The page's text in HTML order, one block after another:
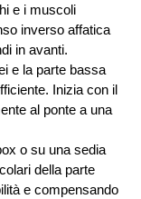
e i muscoli
inverso affatica
in avanti.
e la parte bassa
Inizia con il
al ponte a una
o su una sedia
della parte
e compensando